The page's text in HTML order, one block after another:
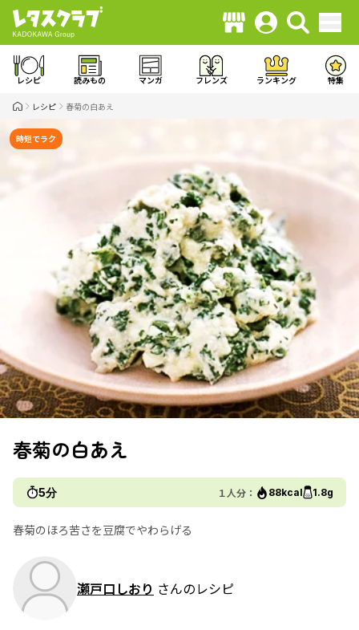
レシピ 読みもの マンガ フレンズ ランキング 特集
レシピ 春菊の白あえ
時短でラク
春菊の白あえ
5分 １人分： 88kcal 1.8g
春菊のほろ苦さを豆腐でやわらげる
瀬戸口しおり さんのレシピ